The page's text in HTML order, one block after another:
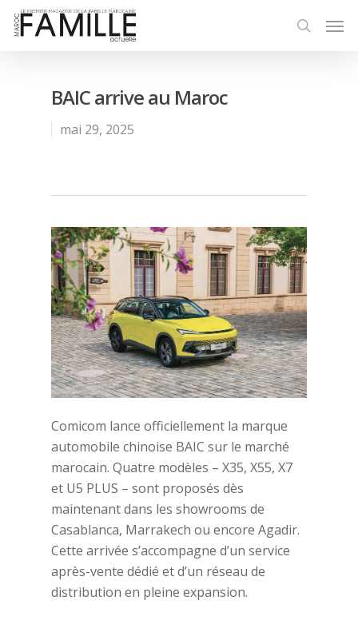
BAIC arrive au Maroc
mai 29, 2025
Comicom lance officiellement la marque
automobile chinoise BAIC sur le marché
marocain. Quatre modèles – X35, X55, X7
et U5 PLUS – sont proposés dès
maintenant dans les showrooms de
Casablanca, Marrakech ou encore Agadir.
Cette arrivée s’accompagne d’un service
après-vente dédié et d’un réseau de
distribution en pleine expansion.